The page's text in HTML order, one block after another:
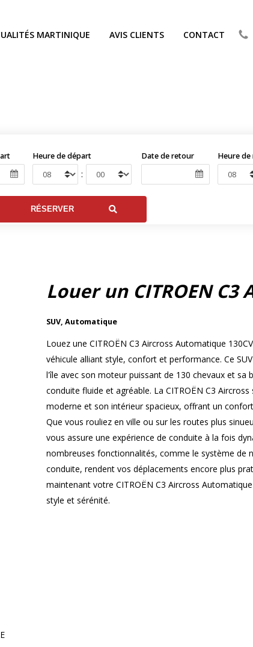
MARTINIQUE AVIS CLIENTS CONTACT
Heure de départ
:
Date de retour Heure
Louer un CITROEN C3
SUV, Automatique
Louez une CITROËN C3 Aircross Automatique
véhicule alliant style, confort et performance. Ce
l'île avec son moteur puissant de 130 chevaux et sa
conduite fluide et agréable. La CITROËN C3
moderne et son intérieur spacieux, offrant un
Que vous rouliez en ville ou sur les routes plus
vous assure une expérience de conduite à la fois
nombreuses fonctionnalités, comme le système de
conduite, rendent vos déplacements encore plus
maintenant votre CITROËN C3 Aircross
style et sérénité.